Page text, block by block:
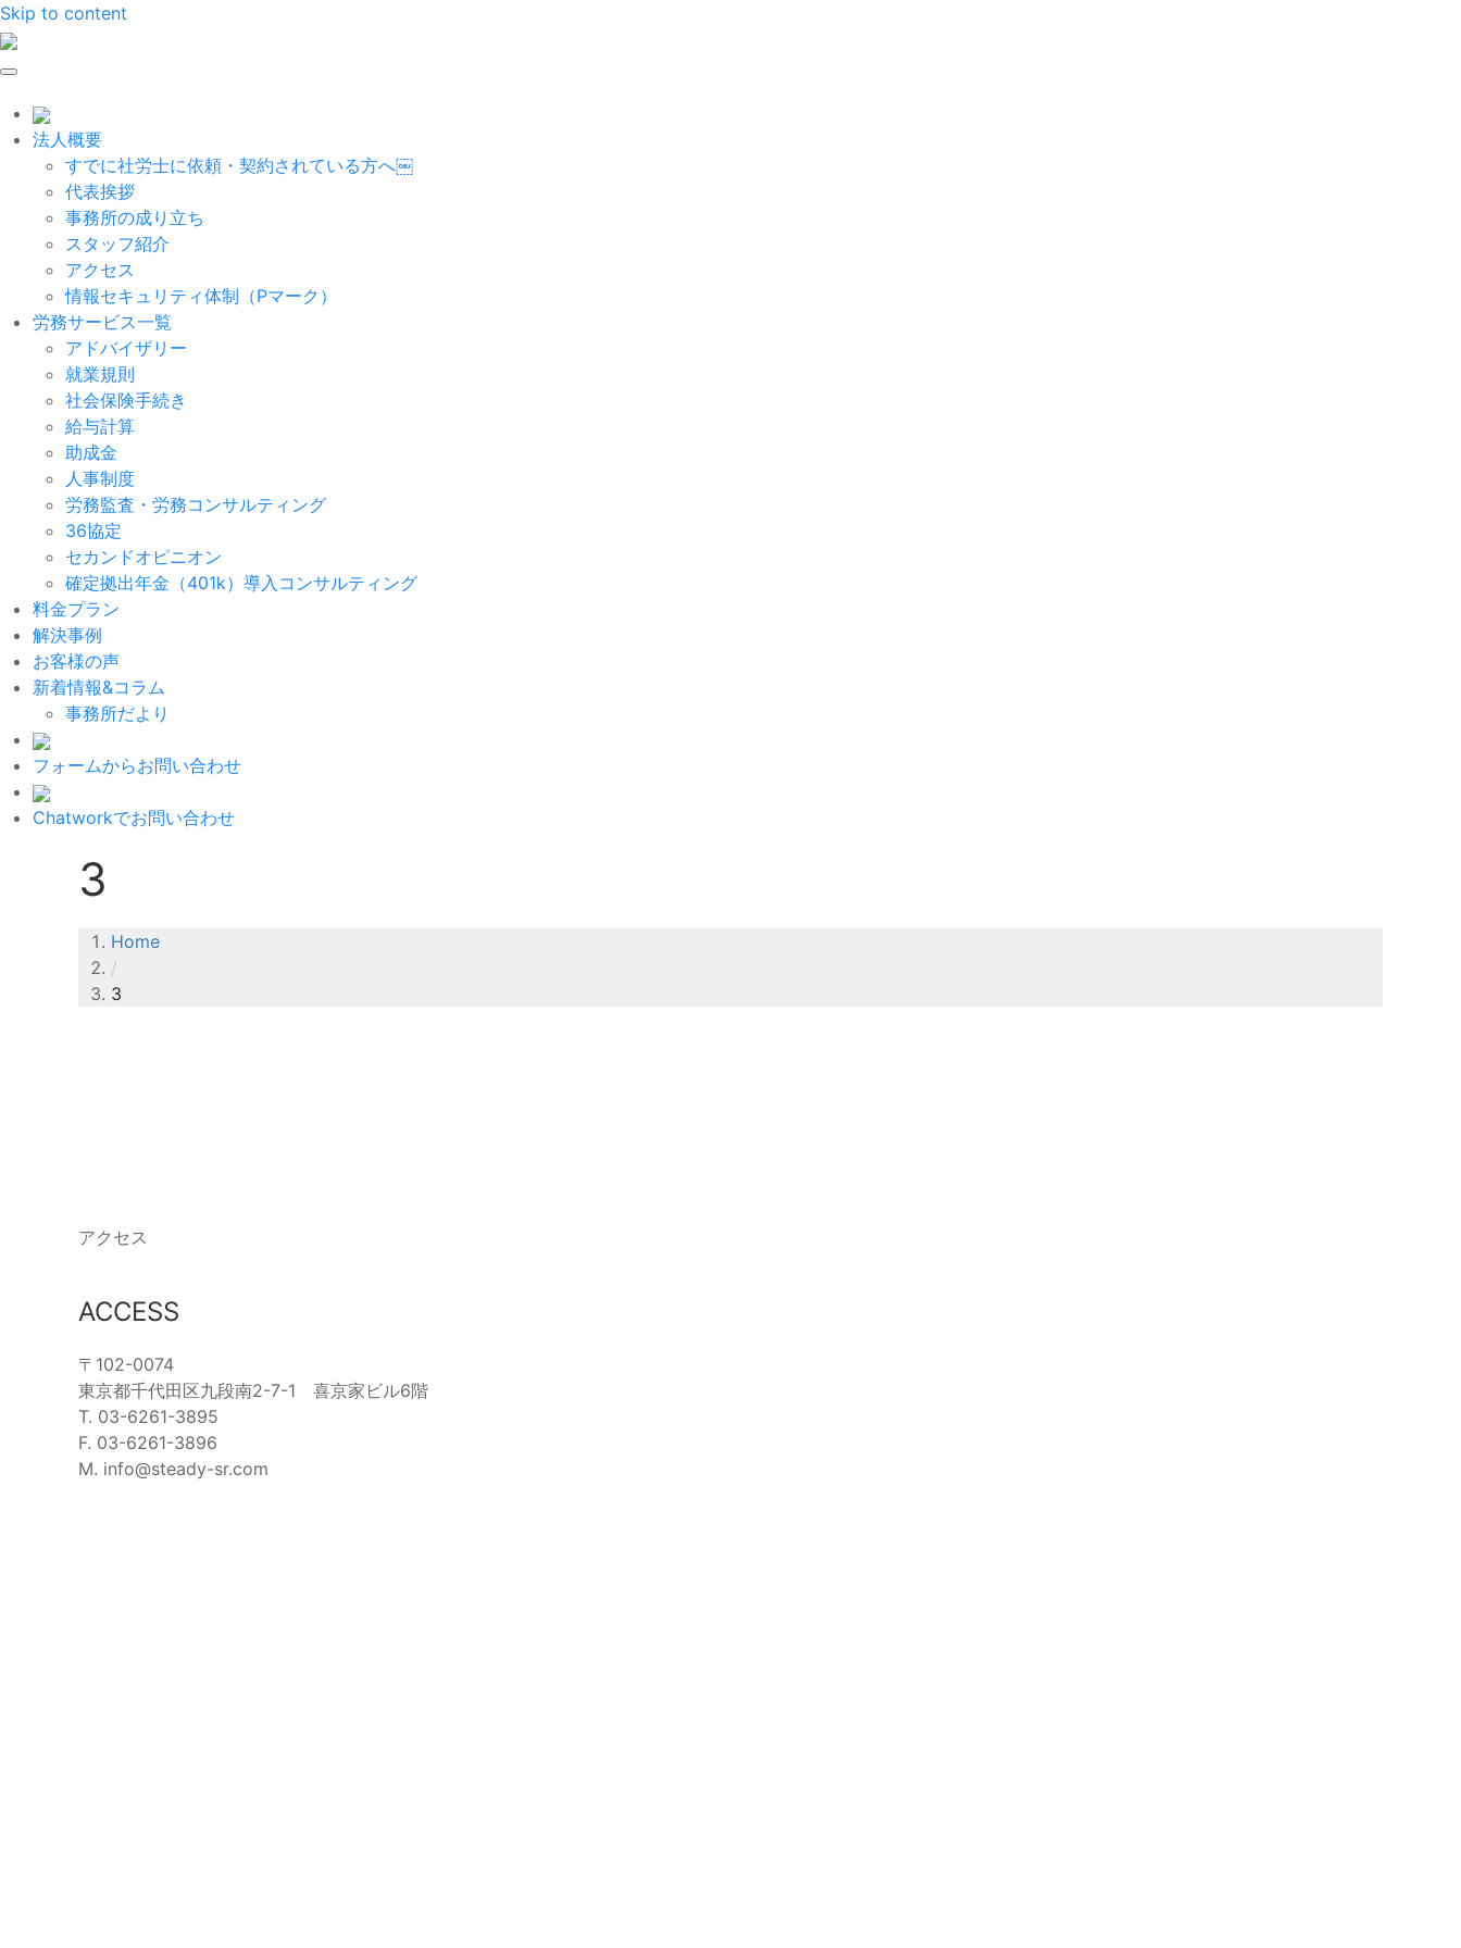
Skip to content
法人概要
すでに社労士に依頼・契約されている方へ￼
代表挨拶
事務所の成り立ち
スタッフ紹介
アクセス
情報セキュリティ体制（Pマーク）
労務サービス一覧
アドバイザリー
就業規則
社会保険手続き
給与計算
助成金
人事制度
労務監査・労務コンサルティング
36協定
セカンドオピニオン
確定拠出年金（401k）導入コンサルティング
料金プラン
解決事例
お客様の声
新着情報&コラム
事務所だより
フォームからお問い合わせ
Chatworkでお問い合わせ
3
Home
/
3
アクセス
ACCESS
〒102-0074
東京都千代田区九段南2-7-1 喜京家ビル6階
T. 03-6261-3895
F. 03-6261-3896
M. info@steady-sr.com